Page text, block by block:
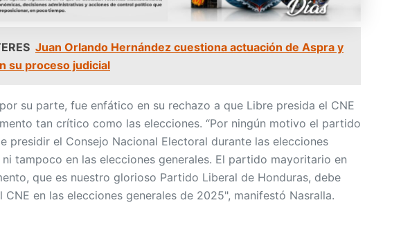
Juan Orlando Hernández cuestiona actuación de Aspra y
su proceso judicial
su parte, fue enfático en su rechazo a que Libre presida el CNE
tan crítico como las elecciones. “Por ningún motivo el partido
presidir el Consejo Nacional Electoral durante las elecciones
ni tampoco en las elecciones generales. El partido mayoritario en
que es nuestro glorioso Partido Liberal de Honduras, debe
CNE en las elecciones generales de 2025", manifestó Nasralla.